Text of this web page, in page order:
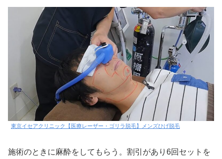
東京イセアクリニック【医療レーザー・ゴリラ脱毛】メンズひげ脱毛
施術のときに麻酔をしてもらう。割引があり6回セットを